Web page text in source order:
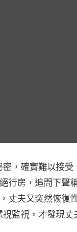
，確實難以接受
行房，追問下聲
丈夫又突然恢復
監視，才發現